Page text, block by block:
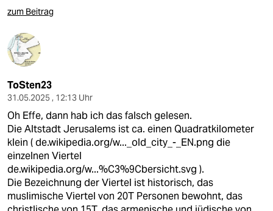
zum Beitrag
ToSten23
31.05.2025 , 12:13 Uhr
Oh Effe, dann hab ich das falsch gelesen.
Die Altstadt Jerusalems ist ca. einen Quadratkilometer
klein (de.wikipedia.org/w..._old_city_-_EN.png die
einzelnen Viertel
de.wikipedia.org/w...%C3%9Cbersicht.svg ).
Die Bezeichnung der Viertel ist historisch, das
muslimische Viertel von 20T Personen bewohnt, das